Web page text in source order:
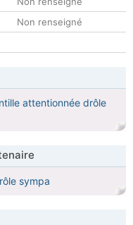
Non renseigné
attentionnée drôle
sympa